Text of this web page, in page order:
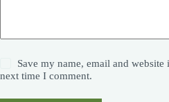
Save my name, email and
next time I comment.